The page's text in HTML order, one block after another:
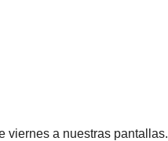
viernes a nuestras pantallas.